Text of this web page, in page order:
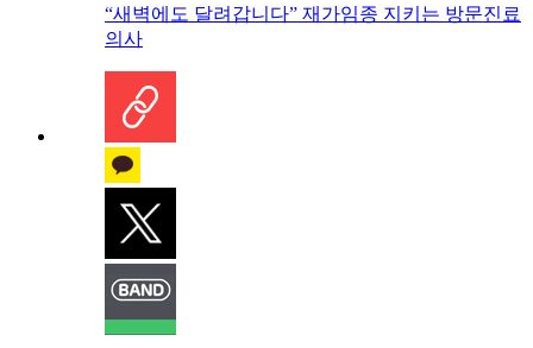
“새벽에도 달려갑니다” 재가임종 지키는 방문진료
의사